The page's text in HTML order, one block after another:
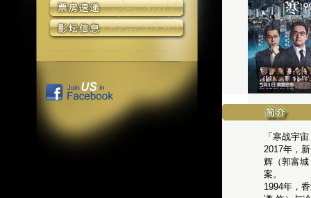
「寒战宇
2017年，
辉（郭富
案。
1994年，